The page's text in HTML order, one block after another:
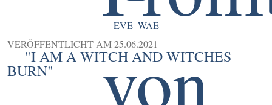
EVE_WAE
VERÖFFENTLICHT AM25.06.2021
"I AM A WITCH AND WITCHES
BURN"